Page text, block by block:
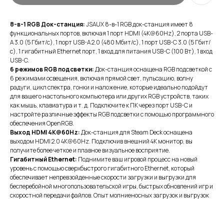
8-в-1 RGB Док-станция:JSAUX 8-в-1 RGB док-станция имеет 8
функциональных портов, включая 1 порт HDMI (4K@60Hz), 2 порта USB-
A 3.0 (5 Гбит/с), 1 порт USB-A 2.0 (480 Мбит/с), 1 порт USB-C 3.0 (5 Гбит/
с), 1 гигабитный Ethernet порт, 1 вход для питания USB-C (100 Вт), 1 вход
USB-C.
6 режимов RGB подсветки:Док-станция оснащена RGB подсветкой с
6 режимами освещения, включая прямой свет, пульсацию, волну
радуги, цикл спектра, гонки и наложение, которые идеально подойдут
для вашего настольного компьютера или других RGB устройств, таких
как мышь, клавиатура и т. д. Подключите к ПК через порт USB-C и
настройте различные эффекты RGB подсветки с помощью программного
обеспечения OpenRGB.
Выход HDMI 4K@60Hz:Док-станция для Steam Deck оснащена
выходом HDMI 2.0 4K@60Hz. Подключив внешний 4K монитор, вы
получите более четкое и плавное визуальное восприятие.
Гигабитный Ethernet: Поднимите ваш игровой процесс на новый
уровень с помощью сверхбыстрого гигабитного Ethernet, который
обеспечивает непревзойденные скорости загрузки и выгрузки для
бесперебойной многопользовательской игры, быстрых обновлений игр и
скоростной передачи файлов. Опыт молниеносных загрузок и выгрузок